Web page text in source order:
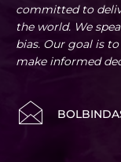
committed to
the world. We
bias. Our goal is
make informed